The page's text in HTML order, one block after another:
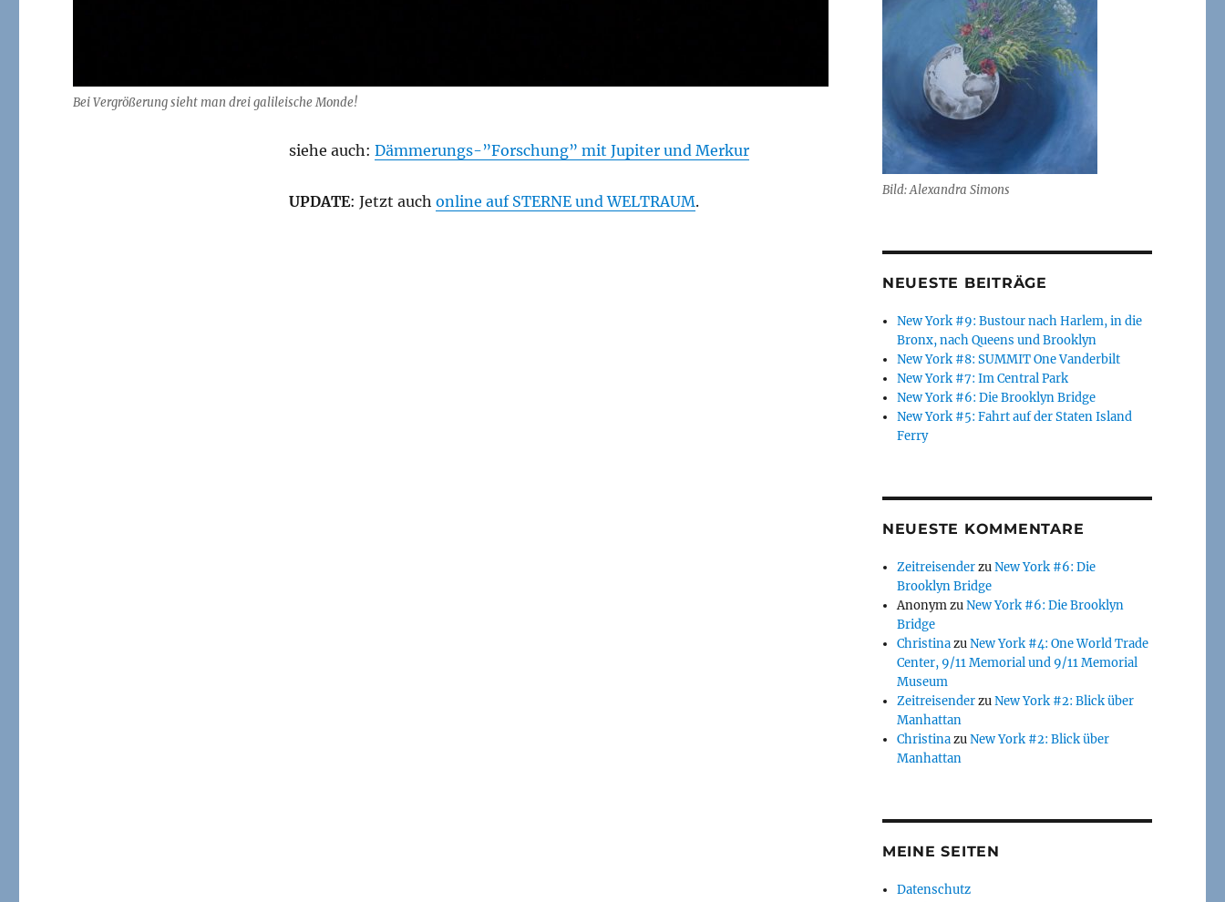
Bei Vergrößerung sieht man drei galileische Monde!
siehe auch: Dämmerungs-”Forschung” mit Jupiter und Merkur
UPDATE: Jetzt auch online auf STERNE und WELTRAUM.
Bild: Alexandra Simons
NEUESTE BEITRÄGE
New York #9: Bustour nach Harlem, in die
Bronx, nach Queens und Brooklyn
New York #8: SUMMIT One Vanderbilt
New York #7: Im Central Park
New York #6: Die Brooklyn Bridge
New York #5: Fahrt auf der Staten Island
Ferry
NEUESTE KOMMENTARE
ZeitreisenderzuNew York #6: Die
Brooklyn Bridge
AnonymzuNew York #6: Die Brooklyn
Bridge
ChristinazuNew York #4: One World Trade
Center, 9/11 Memorial und 9/11 Memorial
Museum
ZeitreisenderzuNew York #2: Blick über
Manhattan
ChristinazuNew York #2: Blick über
Manhattan
MEINE SEITEN
Datenschutz